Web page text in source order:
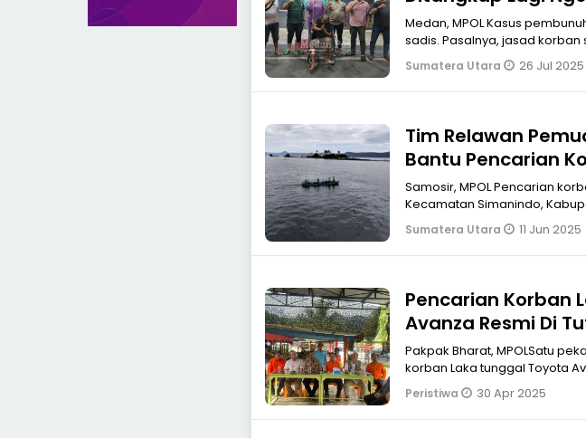
Pelaku Buang
Medan, MPOL Kasus
sadis. Pasalnya, jasad
ditimpa pemberat
Sumatera Utara 26 Jul 2025
Tim Relawan
Bantu Pencarian
Danau Toba, Sihol
Selamatkan Kandi
Samosir, MPOL Pencarian
Kecamatan Simanindo,
tenggelam di wilayah
Sumatera Utara 11 Jun 2025
Pencarian Korban
Avanza Resmi Di
Basarnas Sumut
Pakpak Bharat, MPOLSatu pekan
korban Laka tunggal Toyota
yang terjadi pad
Peristiwa 30 Apr 2025